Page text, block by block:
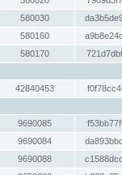
580030
580160
580170
42840453
9690085
9690084
9690088